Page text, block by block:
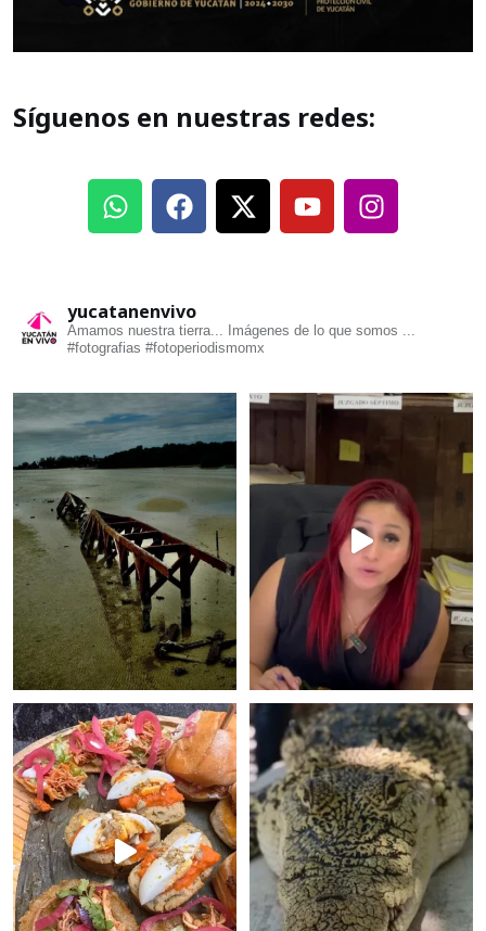
Síguenos en nuestras redes:
yucatanenvivo
Amamos nuestra tierra... Imágenes de lo que somos ...
#fotografias #fotoperiodismomx